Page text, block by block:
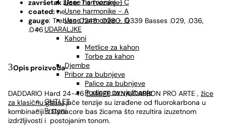
Usne harmonike - C
Usne harmonike - A
Usne harmonike - G
UDARALJKE
Kahoni
Metlice za kahon
Torbe za kahon
Djembe
Pribor za bubnjeve
Palice za bubnjeve
Podloge za vježbanje
OUTLET
Prsteni
završetak žice:Tie (vezanje)
coated: ne
gauge: Trebles .0248, .0280, .0339 Basses .029, .036,
.046
Opis proizvoda
DADDARIO Hard 24-46EJ46FFDYNA/CARBON PRO ARTE , žice
za klasičnu gitarujače tenzije su izrađene od fluorokarbona u
kombinaciji s Dynacore bas žicama što rezultira izuzetnom
izdržljivosti i postojanim tonom.